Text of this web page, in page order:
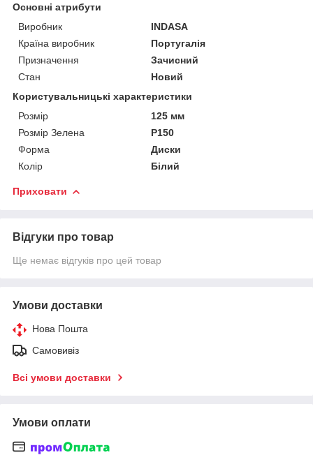
Основні атрибути
Виробник
INDASA
Країна виробник
Португалія
Призначення
Зачисний
Стан
Новий
Користувальницькі характеристики
Розмір
125 мм
Розмір Зелена
Р150
Форма
Диски
Колір
Білий
Приховати
Відгуки про товар
Ще немає відгуків про цей товар
Умови доставки
Нова Пошта
Самовивіз
Всі умови доставки
Умови оплати